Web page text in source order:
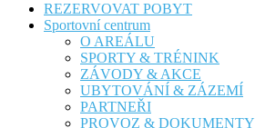
Sailing-palava
REZERVOVAT POBYT
Sportovní centrum
O AREÁLU
SPORTY & TRÉNINK
ZÁVODY & AKCE
UBYTOVÁNÍ & ZÁZEMÍ
PARTNEŘI
PROVOZ & DOKUMENTY